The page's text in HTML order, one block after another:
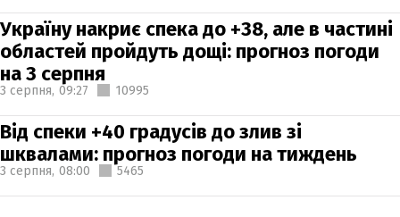
Україну накриє спека до +38, але в частині
областей пройдуть дощі: прогноз погоди
на 3 серпня
3 серпня, 09:27 10995
Від спеки +40 градусів до злив зі
шквалами: прогноз погоди на тиждень
3 серпня, 08:00 5465